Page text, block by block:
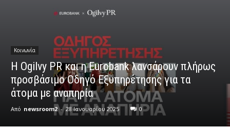
Κοινωνία
Η Ogilvy PR και η Eurobank λανσάρουν πλήρως
προσβάσιμο Οδηγό Εξυπηρέτησης για τα
άτομα με αναπηρία
Από newsroom2 - 28 Ιανουαρίου 2025 0